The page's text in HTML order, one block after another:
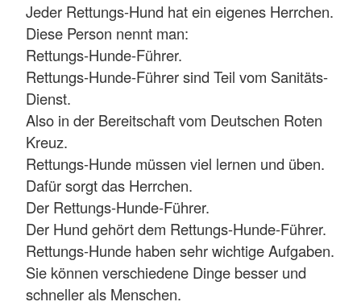
Jeder Rettungs-Hund hat ein eigenes Herrchen.
Diese Person nennt man:
Rettungs-Hunde-Führer.
Rettungs-Hunde-Führer sind Teil vom Sanitäts-
Dienst.
Also in der Bereitschaft vom Deutschen Roten
Kreuz.
Rettungs-Hunde müssen viel lernen und üben.
Dafür sorgt das Herrchen.
Der Rettungs-Hunde-Führer.
Der Hund gehört dem Rettungs-Hunde-Führer.
Rettungs-Hunde haben sehr wichtige Aufgaben.
Sie können verschiedene Dinge besser und
schneller als Menschen.